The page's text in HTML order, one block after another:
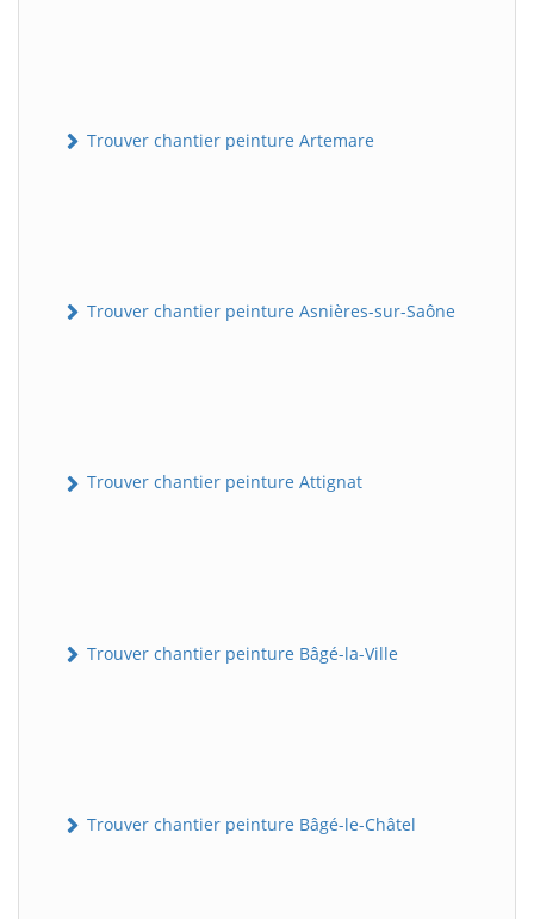
Trouver chantier peinture Artemare
Trouver chantier peinture Asnières-sur-Saône
Trouver chantier peinture Attignat
Trouver chantier peinture Bâgé-la-Ville
Trouver chantier peinture Bâgé-le-Châtel